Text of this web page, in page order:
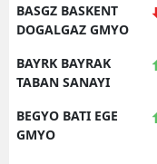
BASGZ BASKENT
DOGALGAZ GMYO
BAYRK BAYRAK
TABAN SANAYI
BEGYO BATI EGE
GMYO